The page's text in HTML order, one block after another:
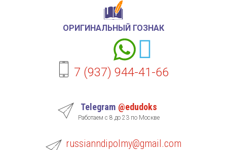
ОРИГИНАЛЬНЫЙ ГОЗНАК
7 (937) 944-41-66
Telegram @edudoks
Работаем с 8 до 23 по Москве
russianndipolmy@gmail.com